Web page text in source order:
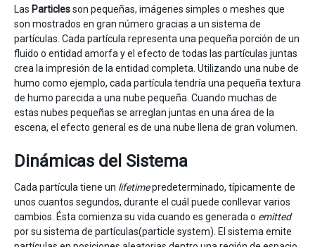
Las Particlesson pequeñas, imágenes simples o meshes que
son mostrados en gran número gracias a un sistema de
partículas. Cada partícula representa una pequeña porción de un
fluido o entidad amorfa y el efecto de todas las partículas juntas
crea la impresión de la entidad completa. Utilizando una nube de
humo como ejemplo, cada partícula tendría una pequeña textura
de humo parecida a una nube pequeña. Cuando muchas de
estas nubes pequeñas se arreglan juntas en una área de la
escena, el efecto general es de una nube llena de gran volumen.
Dinámicas del Sistema
Cada partícula tiene un lifetimepredeterminado, típicamente de
unos cuantos segundos, durante el cuál puede conllevar varios
cambios. Ésta comienza su vida cuando es generada o emitted
por su sistema de partículas(particle system). El sistema emite